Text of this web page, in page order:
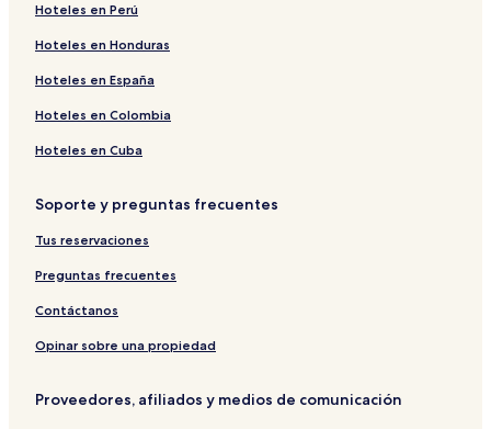
Hoteles en Perú
Hoteles en Honduras
Hoteles en España
Hoteles en Colombia
Hoteles en Cuba
Soporte y preguntas frecuentes
Tus reservaciones
Preguntas frecuentes
Contáctanos
Opinar sobre una propiedad
Proveedores, afiliados y medios de comunicación